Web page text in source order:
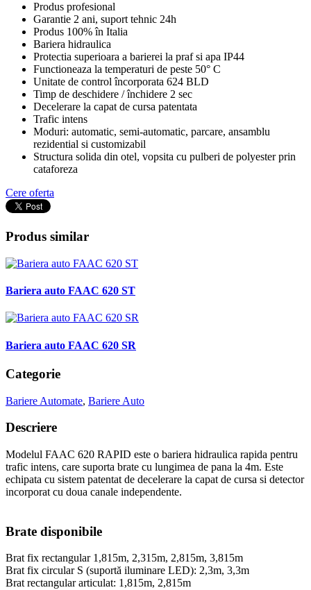
Produs profesional
Garantie 2 ani, suport tehnic 24h
Produs 100% în Italia
Bariera hidraulica
Protectia superioara a barierei la praf si apa IP44
Functioneaza la temperaturi de peste 50° C
Unitate de control încorporata 624 BLD
Timp de deschidere / închidere 2 sec
Decelerare la capat de cursa patentata
Trafic intens
Moduri: automatic, semi-automatic, parcare, ansamblu
rezidential si customizabil
Structura solida din otel, vopsita cu pulberi de polyester prin
cataforeza
Cere oferta
Produs similar
Bariera auto FAAC 620 ST
Bariera auto FAAC 620 SR
Categorie
Bariere Automate, Bariere Auto
Descriere
Modelul FAAC 620 RAPID este o bariera hidraulica rapida pentru
trafic intens, care suporta brate cu lungimea de pana la 4m. Este
echipata cu sistem patentat de decelerare la capat de cursa si detector
incorporat cu doua canale independente.
Brate disponibile
Brat fix rectangular 1,815m, 2,315m, 2,815m, 3,815m
Brat fix circular S (suportă iluminare LED): 2,3m, 3,3m
Brat rectangular articulat: 1,815m, 2,815m